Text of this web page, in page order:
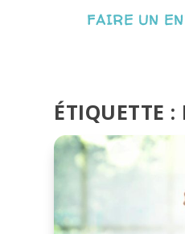
FAIRE UN
ÉTIQUETTE :